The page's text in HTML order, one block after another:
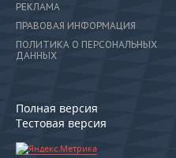
РЕКЛАМА
ПРАВОВАЯ ИНФОРМАЦИЯ
ПОЛИТИКА О ПЕРСОНАЛЬНЫХ
ДАННЫХ
Полная версия
Тестовая версия